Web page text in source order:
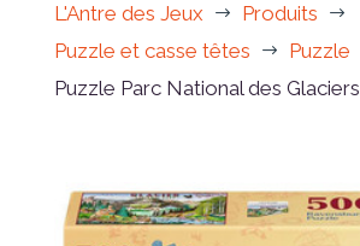
L'Antre des Jeux $ Produits $
Puzzle et casse têtes $ Puzzle
Puzzle Parc National des Glaciers